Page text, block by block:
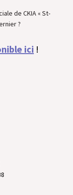
de CKIA « St-
?
ici !